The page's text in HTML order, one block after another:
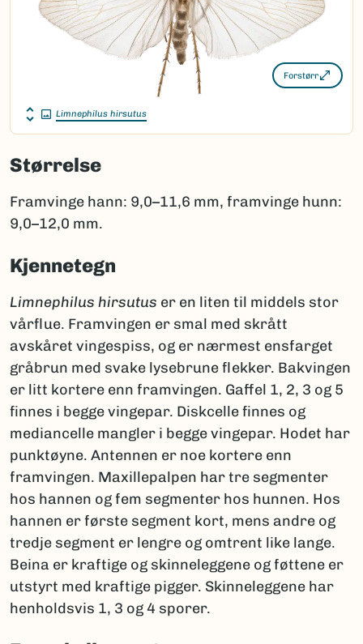
Forstørr
Limnephilus hirsutus
Størrelse
Framvinge hann: 9,0–11,6 mm, framvinge hunn:
9,0–12,0 mm.
Kjennetegn
Limnephilus hirsutus er en liten til middels stor
vårflue. Framvingen er smal med skrått
avskåret vingespiss, og er nærmest ensfarget
gråbrun med svake lysebrune flekker. Bakvingen
er litt kortere enn framvingen. Gaffel 1, 2, 3 og 5
finnes i begge vingepar. Diskcelle finnes og
mediancelle mangler i begge vingepar. Hodet har
punktøyne. Antennen er noe kortere enn
framvingen. Maxillepalpen har tre segmenter
hos hannen og fem segmenter hos hunnen. Hos
hannen er første segment kort, mens andre og
tredje segment er lengre og omtrent like lange.
Beina er kraftige og skinneleggene og føttene er
utstyrt med kraftige pigger. Skinneleggene har
henholdsvis 1, 3 og 4 sporer.